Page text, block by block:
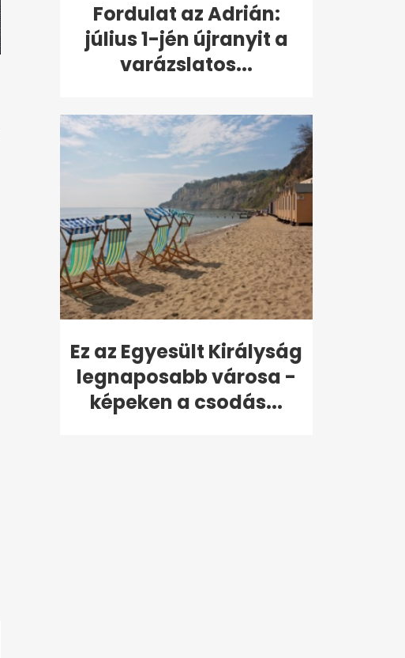
Fordulat az Adrián:
július 1-jén újranyit a
varázslatos...
Ez az Egyesült Királyság
legnaposabb városa -
képeken a csodás...